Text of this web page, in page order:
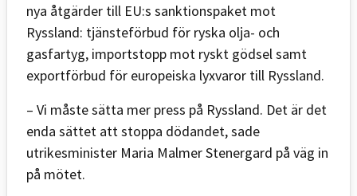
nya åtgärder till EU:s sanktionspaket mot
Ryssland: tjänsteförbud för ryska olja- och
gasfartyg, importstopp mot ryskt gödsel samt
exportförbud för europeiska lyxvaror till Ryssland.
– Vi måste sätta mer press på Ryssland. Det är det
enda sättet att stoppa dödandet, sade
utrikesminister Maria Malmer Stenergard på väg in
på mötet.